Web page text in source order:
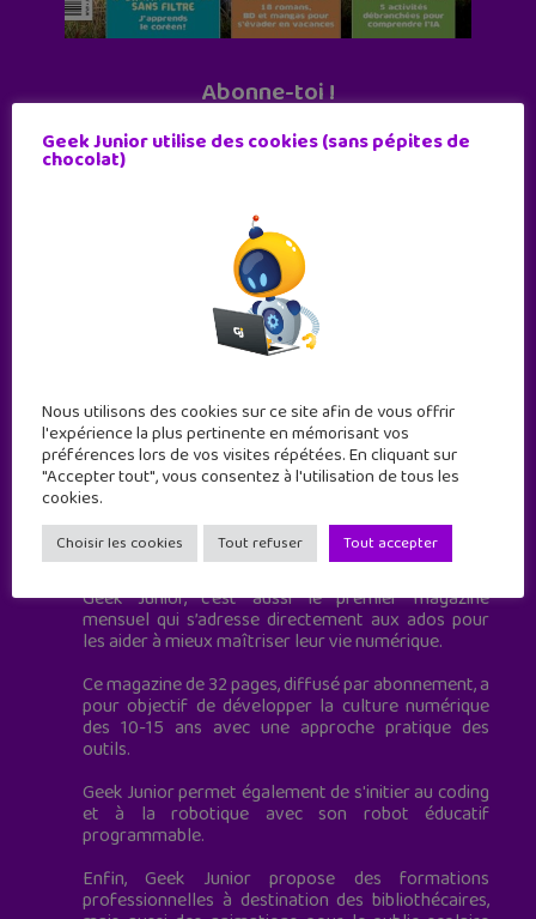
Abonne-toi !
11 numéros par an
Geek Junior est le premier site de culture numérique
à destination des adolescents.
Geek Junior, c’est aussi le premier magazine
mensuel qui s’adresse directement aux ados pour
les aider à mieux maîtriser leur vie numérique.
Ce magazine de 32 pages, diffusé par abonnement, a
pour objectif de développer la culture numérique
des 10-15 ans avec une approche pratique des
outils.
Geek Junior permet également de s'initier au coding
et à la robotique avec son robot éducatif
programmable.
Enfin, Geek Junior propose des formations
professionnelles à destination des bibliothécaires,
Geek Junior utilise des cookies (sans pépites de
chocolat)
Nous utilisons des cookies sur ce site afin de vous offrir
l'expérience la plus pertinente en mémorisant vos
préférences lors de vos visites répétées. En cliquant sur
"Accepter tout", vous consentez à l'utilisation de tous les
cookies.
Choisir les cookies Tout refuser Tout accepter